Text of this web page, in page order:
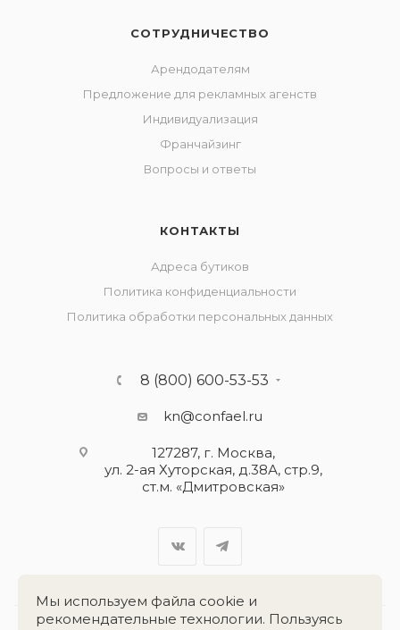
СОТРУДНИЧЕСТВО
Арендодателям
Предложение для рекламных агенств
Индивидуализация
Франчайзинг
Вопросы и ответы
КОНТАКТЫ
Адреса бутиков
Политика конфиденциальности
Политика обработки персональных данных
8 (800) 600-53-53
kn@confael.ru
127287, г. Москва,
ул. 2-ая Хуторская, д.38А, стр.9,
ст.м. «Дмитровская»
Мы используем файла cookie и
рекомендательные технологии. Пользуясь